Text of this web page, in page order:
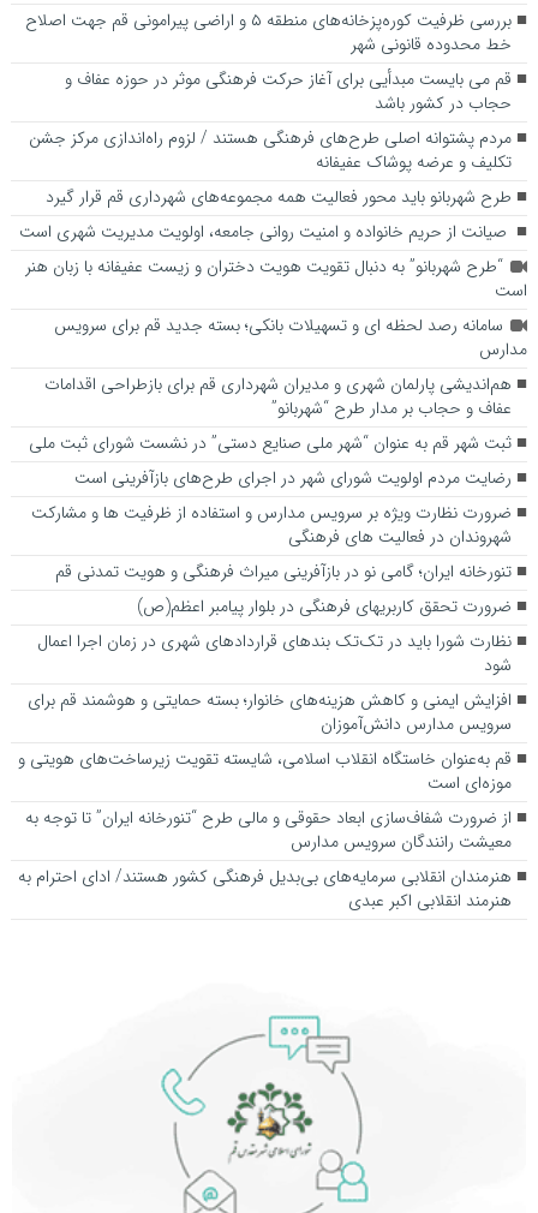
بررسی ظرفیت کوره‌پزخانه‌های منطقه ۵ و اراضی پیرامونی قم جهت اصلاح
خط محدوده قانونی شهر
قم می بایست مبدأیی برای آغاز حرکت فرهنگی موثر در حوزه عفاف و
حجاب در کشور باشد
مردم پشتوانه اصلی طرح‌های فرهنگی هستند / لزوم راه‌اندازی مرکز جشن
تکلیف و عرضه پوشاک عفیفانه
طرح شهربانو باید محور فعالیت همه مجموعه‌های شهرداری قم قرار گیرد
صیانت از حریم خانواده و امنیت روانی جامعه، اولویت مدیریت شهری است
“طرح شهربانو” به دنبال تقویت هویت دختران و زیست عفیفانه با زبان هنر
است
سامانه رصد لحظه ای و تسهیلات بانکی؛ بسته جدید قم برای سرویس
مدارس
هم‌اندیشی پارلمان شهری و مدیران شهرداری قم برای بازطراحی اقدامات
عفاف و حجاب بر مدار طرح “شهربانو”
ثبت شهر قم به عنوان “شهر ملی صنایع دستی” در نشست شورای ثبت ملی
رضایت مردم اولویت شورای شهر در اجرای طرح‌های بازآفرینی است
ضرورت نظارت ویژه بر سرویس مدارس و استفاده از ظرفیت ها و مشارکت
شهروندان در فعالیت های فرهنگی
تنورخانه ایران؛ گامی نو در بازآفرینی میراث فرهنگی و هویت تمدنی قم
ضرورت تحقق کاربری­های فرهنگی در بلوار پیامبر اعظم(ص)
نظارت شورا باید در تک‌تک بندهای قراردادهای شهری در زمان اجرا اعمال
شود
افزایش ایمنی و کاهش هزینه‌های خانوار؛ بسته حمایتی و هوشمند قم برای
سرویس مدارس دانش‌آموزان
قم به‌عنوان خاستگاه انقلاب اسلامی، شایسته تقویت زیرساخت‌های هویتی و
موزه‌ای است
از ضرورت شفاف‌سازی ابعاد حقوقی و مالی طرح “تنورخانه ایران” تا توجه به
معیشت رانندگان سرویس مدارس
هنرمندان انقلابی سرمایه‌های بی‌بدیل فرهنگی کشور هستند/ ادای احترام به
هنرمند انقلابی اکبر عبدی